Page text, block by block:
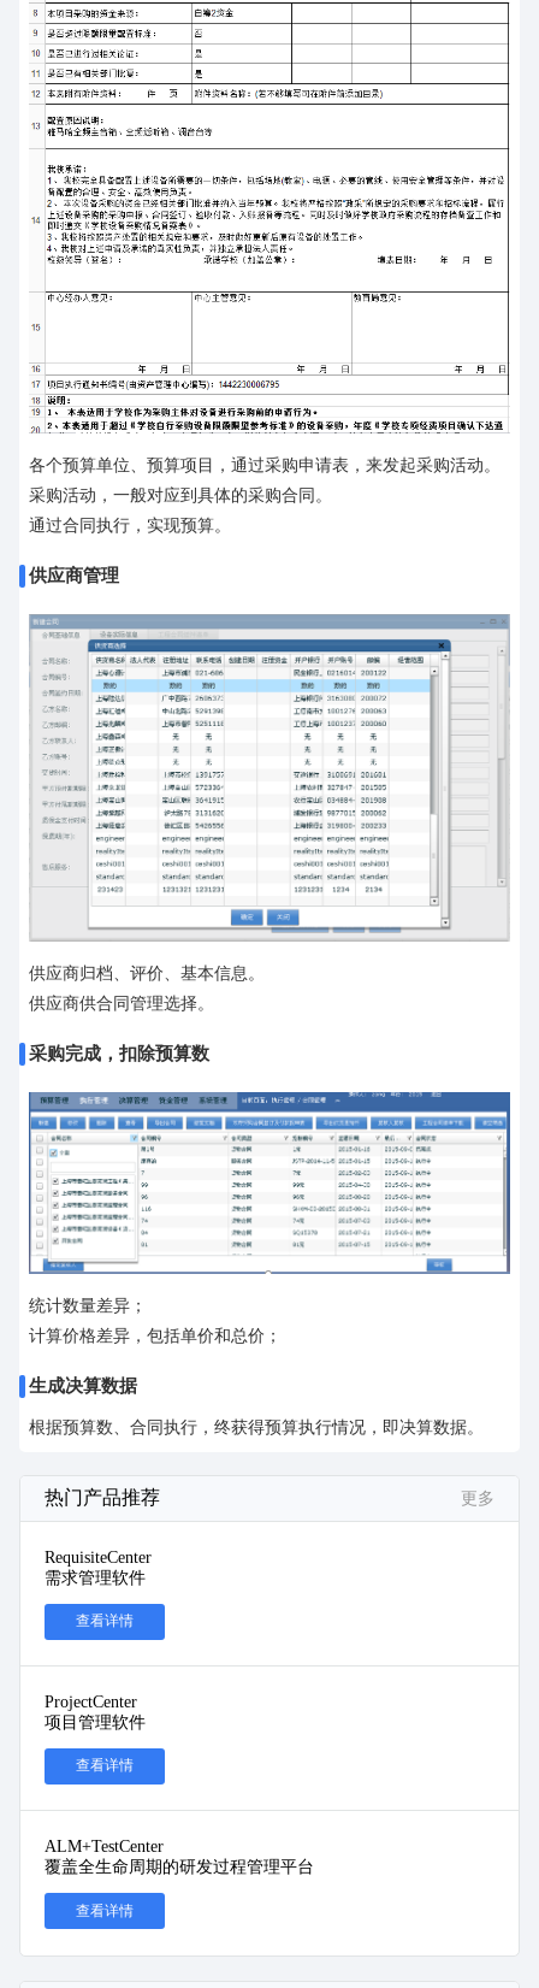
各个预算单位、预算项目，通过采购申请表，来发起采购活动。
采购活动，一般对应到具体的采购合同。
通过合同执行，实现预算。
供应商管理
供应商归档、评价、基本信息。
供应商供合同管理选择。
采购完成，扣除预算数
统计数量差异；
计算价格差异，包括单价和总价；
生成决算数据
根据预算数、合同执行，终获得预算执行情况，即决算数据。
热门产品推荐 更多
RequisiteCenter
需求管理软件
查看详情
ProjectCenter
项目管理软件
查看详情
ALM+TestCenter
覆盖全生命周期的研发过程管理平台
查看详情